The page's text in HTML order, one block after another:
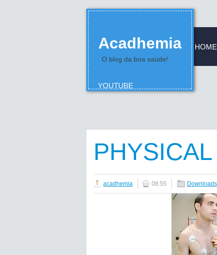
Acadhemia
O blog da boa saúde!
HOME
YOUTUBE
acadhemia 08:55 Downloads